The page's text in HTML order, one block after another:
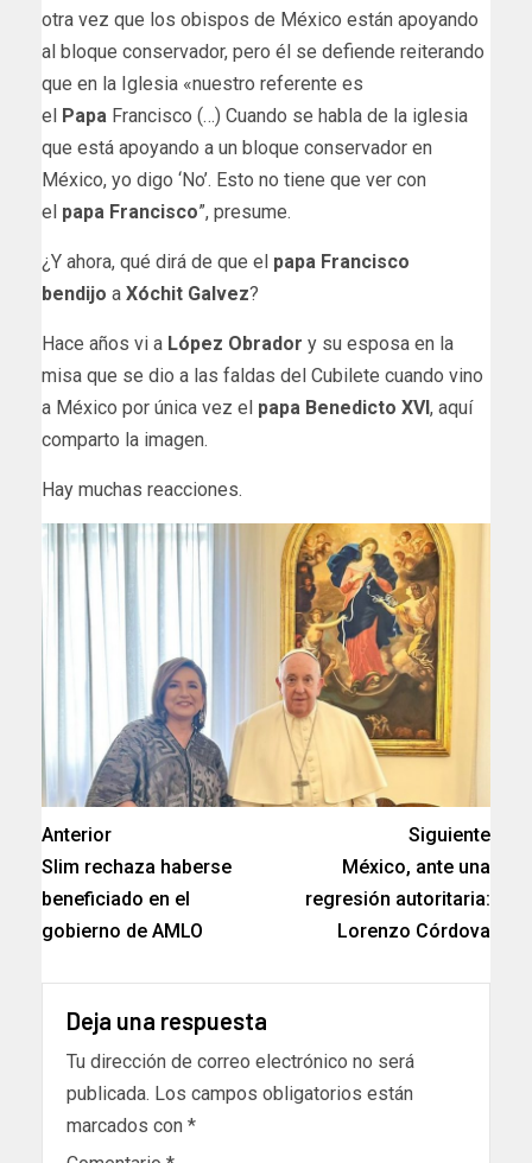
otra vez que los obispos de México están apoyando
al bloque conservador, pero él se defiende reiterando
que en la Iglesia «nuestro referente es
el Papa Francisco (…) Cuando se habla de la iglesia
que está apoyando a un bloque conservador en
México, yo digo ‘No’. Esto no tiene que ver con
el papa Francisco”, presume.
¿Y ahora, qué dirá de que el papa Francisco
bendijo a Xóchit Galvez?
Hace años vi a López Obrador y su esposa en la
misa que se dio a las faldas del Cubilete cuando vino
a México por única vez el papa Benedicto XVI, aquí
comparto la imagen.
Hay muchas reacciones.
Anterior
Slim rechaza haberse
beneficiado en el
gobierno de AMLO
Siguiente
México, ante una
regresión autoritaria:
Lorenzo Córdova
Deja una respuesta
Tu dirección de correo electrónico no será
publicada. Los campos obligatorios están
marcados con *